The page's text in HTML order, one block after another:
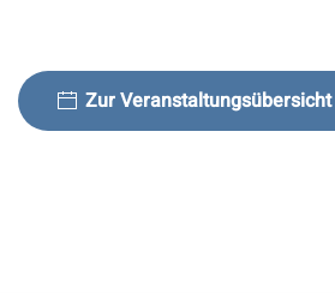
Zur Veranstaltungsübersicht